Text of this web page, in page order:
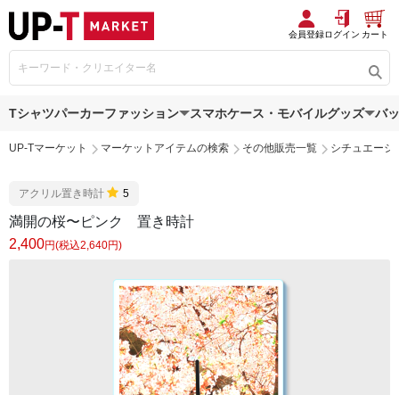
会員登録ログイン カート
Tシャツパーカーファッション スマホケース・モバイルグッズ バ
UP-Tマーケット マーケットアイテムの検索 その他販売一覧 シチュエーシ
アクリル置き時計 5
満開の桜〜ピンク 置き時計
2,400円(税込2,640円)